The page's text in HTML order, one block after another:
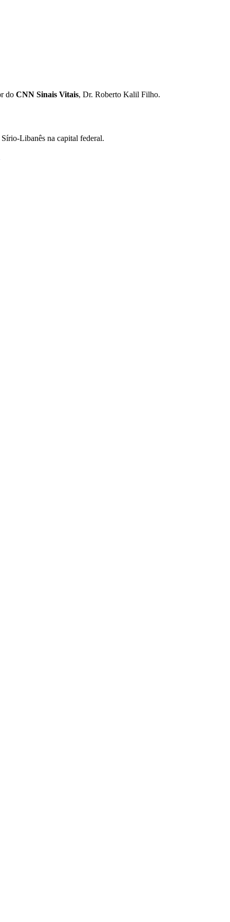
do CNN Sinais Vitais, Dr. Roberto Kalil Filho.
Libanês na capital federal.